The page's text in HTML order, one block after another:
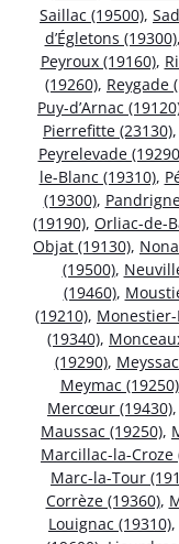
Saillac (19500),
d’Égletons (19300),
Peyroux (19160),
(19260), Reygade
Puy-d’Arnac
Pierrefitte (23130),
Peyrelevade
le-Blanc (19310),
(19300),
(19190), Orliac-de-
Objat (19130),
(19500),
(19460),
(19210),
(19340),
(19290),
Meymac (19250)
Mercœur (19430),
Maussac (19250),
Marcillac-la-Croze
Marc-la-Tour
Corrèze (19360),
Louignac (19310),